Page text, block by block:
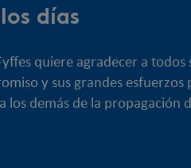
días
quiere agradecer a todos
y sus grandes esfuerzos
los demás de la propagación